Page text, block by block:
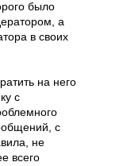
было
а
в своих
на него
с
с
не
всего